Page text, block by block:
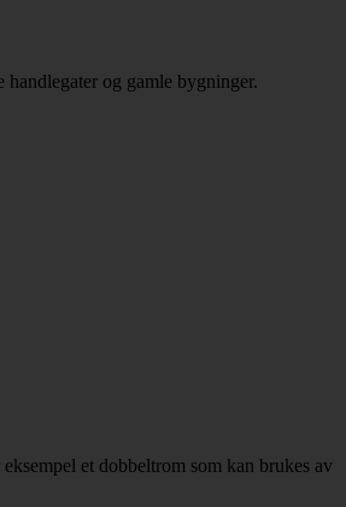
og gamle bygninger.
et dobbeltrom som kan brukes av